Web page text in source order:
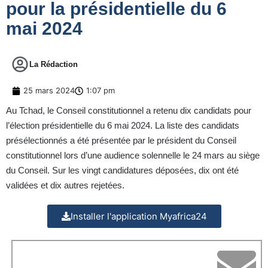
pour la présidentielle du 6
mai 2024
La Rédaction
25 mars 2024 1:07 pm
Au Tchad, le Conseil constitutionnel a retenu dix candidats pour
l’élection présidentielle du 6 mai 2024. La liste des candidats
présélectionnés a été présentée par le président du Conseil
constitutionnel lors d’une audience solennelle le 24 mars au siège
du Conseil. Sur les vingt candidatures déposées, dix ont été
validées et dix autres rejetées.
Installer l'application Myafrica24